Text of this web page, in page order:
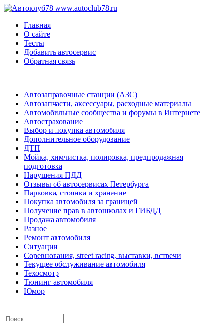
www.autoclub78.ru
Главная
О сайте
Тесты
Добавить автосервис
Обратная связь
Автозаправочные станции (АЗС)
Автозапчасти, аксессуары, расходные материалы
Автомобильные сообщества и форумы в Интернете
Автострахование
Выбор и покупка автомобиля
Дополнительное оборудование
ДТП
Мойка, химчистка, полировка, предпродажная
подготовка
Нарушения ПДД
Отзывы об автосервисах Петербурга
Парковка, стоянка и хранение
Покупка автомобиля за границей
Получение прав в автошколах и ГИБДД
Продажа автомобиля
Разное
Ремонт автомобиля
Ситуации
Соревнования, street racing, выставки, встречи
Текущее обслуживание автомобиля
Техосмотр
Тюнинг автомобиля
Юмор